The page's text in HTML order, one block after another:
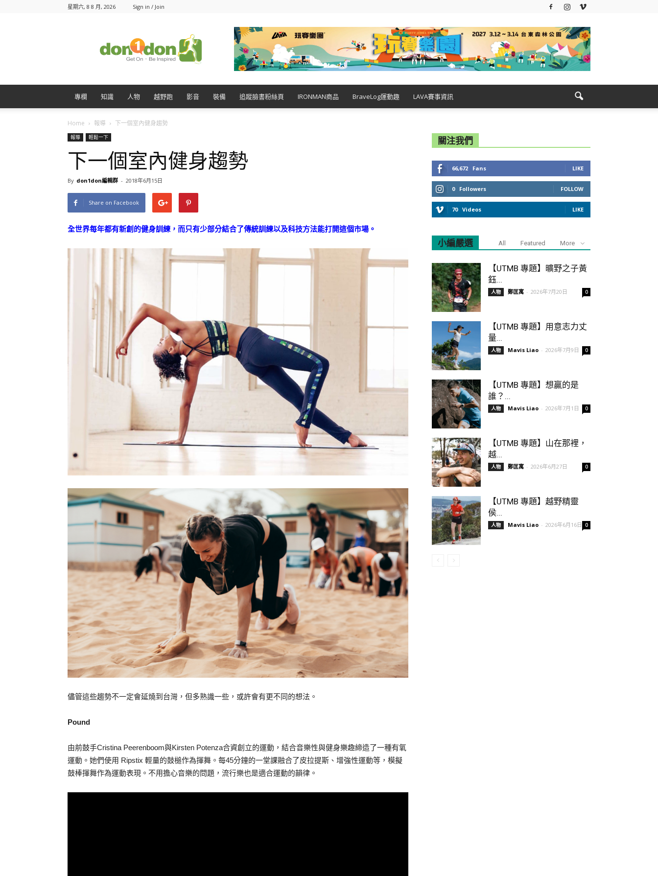
星期六, 8 8 月, 2026 Sign in / Join
專欄 知識 人物 越野跑 影音 裝備 追蹤臉書粉絲頁 IRONMAN商品 BraveLog運動趣 LAVA賽事資訊
Home 報導 下一個室內健身趨勢
報導 輕鬆一下
下一個室內健身趨勢
By don1don編輯群 - 2018年6月15日
Share on Facebook
全世界每年都有新創的健身訓練，而只有少部分結合了傳統訓練以及科技方法能打開這個市場。
儘管這些趨勢不一定會延燒到台灣，但多熟識一些，或許會有更不同的想法。
Pound
由前鼓手Cristina Peerenboom與Kirsten Potenza合資創立的運動，結合音樂性與健身樂趣締造了一種有氧
運動。她們使用 Ripstix 輕量的鼓槌作為揮舞。每45分鐘的一堂課融合了皮拉提斯、增強性運動等，模擬
鼓棒揮舞作為運動表現。不用擔心音樂的問題，流行樂也是適合運動的韻律。
關注我們
66,672 Fans LIKE
0 Followers FOLLOW
70 Videos LIKE
小編嚴選 All Featured More
【UTMB 專題】曠野之子黃
鈺...
人物 鄭匡寓 - 2026年7月20日 0
【UTMB 專題】用意志力丈
量...
人物 Mavis Liao - 2026年7月9日 0
【UTMB 專題】想贏的是
誰？...
人物 Mavis Liao - 2026年7月1日 0
【UTMB 專題】山在那裡，
越...
人物 鄭匡寓 - 2026年6月27日 0
【UTMB 專題】越野精靈
侯...
人物 Mavis Liao - 2026年6月16日 0